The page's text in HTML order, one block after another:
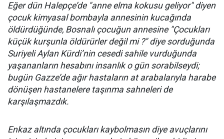
Eğer dün Halepçe’de "anne elma kokusu geliyor" diyen
çocuk kimyasal bombayla annesinin kucağında
öldürdüğünde, Bosnalı çocuğun annesine "Çocukları
küçük kurşunla öldürürler değil mi ?" diye sorduğunda
Suriyeli Aylan Kürdi’nin cesedi sahile vurduğunda
yaşananların hesabını insanlık o gün sorabilseydi;
bugün Gazze’de ağır hastaların at arabalarıyla harabe
dönüşen hastanelere taşınma sahneleri de
karşılaşmazdık.
Enkaz altında çocukları kaybolmasın diye avuçlarını